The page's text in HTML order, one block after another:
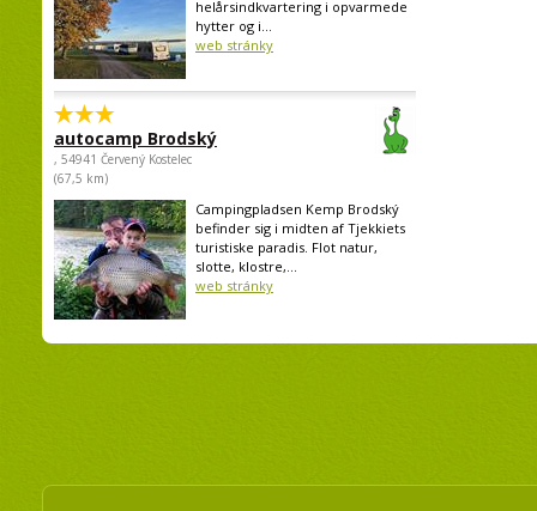
helårsindkvartering i opvarmede
hytter og i...
web stránky
autocamp Brodský
, 54941 Červený Kostelec
(67,5 km)
Campingpladsen Kemp Brodský
befinder sig i midten af Tjekkiets
turistiske paradis. Flot natur,
slotte, klostre,...
web stránky